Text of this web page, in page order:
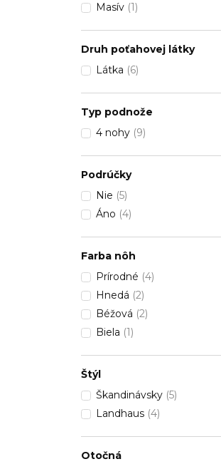
Masív (1)
Druh poťahovej látky
Látka (6)
Typ podnože
4 nohy (9)
Podrúčky
Nie (5)
Áno (4)
Farba nôh
Prírodné (4)
Hnedá (2)
Béžová (2)
Biela (1)
Štýl
Škandinávsky (5)
Landhaus (4)
Otočná